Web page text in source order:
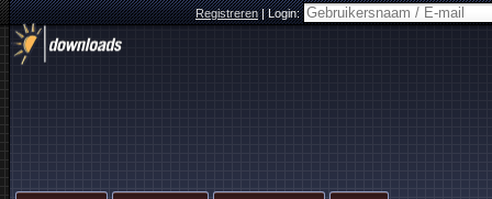
Registreren|Login: